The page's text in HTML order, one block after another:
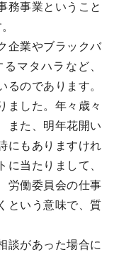
務事業ということ
企業やブラックバ
マタハラなど、
るのであります。
ました。年々歳々
また、明年花開い
にもありますけれ
に当たりまして、
労働委員会の仕事
という意味で、質
談があった場合に